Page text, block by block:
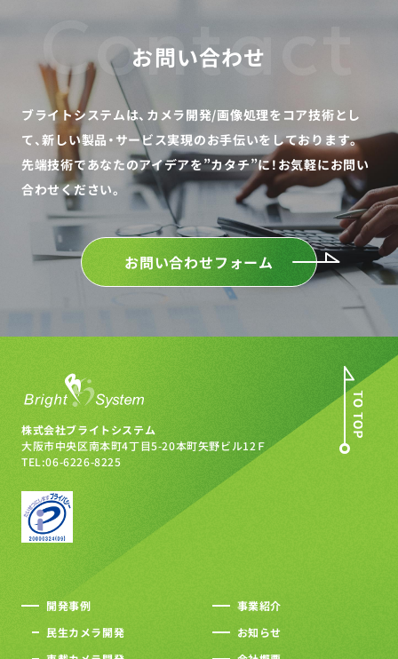
Contact
お問い合わせ
ブライトシステムは、カメラ開発/画像処理をコア技術とし
て、新しい製品・サービス実現のお手伝いをしております。
先端技術であなたのアイデアを”カタチ”に！ お気軽にお問い
合わせください。
お問い合わせフォーム
株式会社ブライトシステム
大阪市中央区南本町4丁目5-20本町矢野ビル12Ｆ
TEL:06-6226-8225
開発事例
民生カメラ開発
事業紹介
お知らせ